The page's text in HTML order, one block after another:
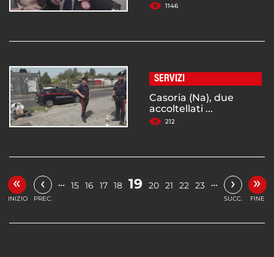
1146
SERVIZI
Casoria (Na), due
accoltellati ...
212
«
INIZIO
‹
PREC.
… 15 16 17 18 19 20 21 22 23 … ›
SUCC.
»
FINE